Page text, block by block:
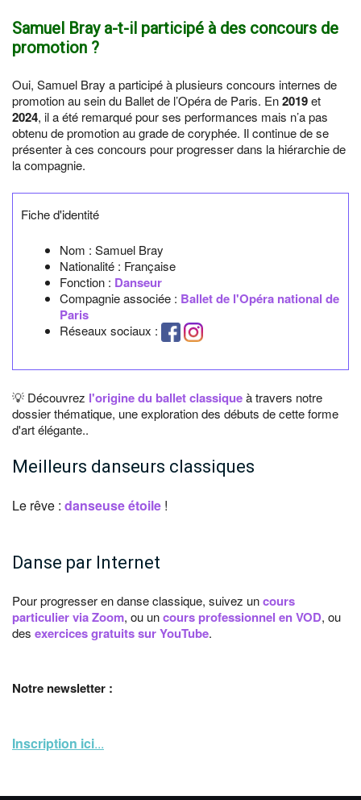
Samuel Bray a-t-il participé à des concours de
promotion ?
Oui, Samuel Bray a participé à plusieurs concours internes de
promotion au sein du Ballet de l’Opéra de Paris. En2019et
2024, il a été remarqué pour ses performances mais n’a pas
obtenu de promotion au grade de coryphée. Il continue de se
présenter à ces concours pour progresser dans la hiérarchie de
la compagnie.
Fiche d'identité
Nom : Samuel Bray
Nationalité : Française
Fonction : Danseur
Compagnie associée : Ballet de l'Opéra national de
Paris
Réseaux sociaux :
💡 Découvrez l'origine du ballet classiqueà travers notre
dossier thématique, une exploration des débuts de cette forme
d'art élégante..
Meilleurs danseurs classiques
Le rêve : danseuse étoile !
Danse par Internet
Pour progresser en danse classique, suivez uncours
particulier via Zoom, ou uncours professionnel en VOD, ou
des exercices gratuits sur YouTube.
Notre newsletter :
Inscription ici...